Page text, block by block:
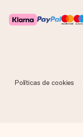
Políticas de cookies